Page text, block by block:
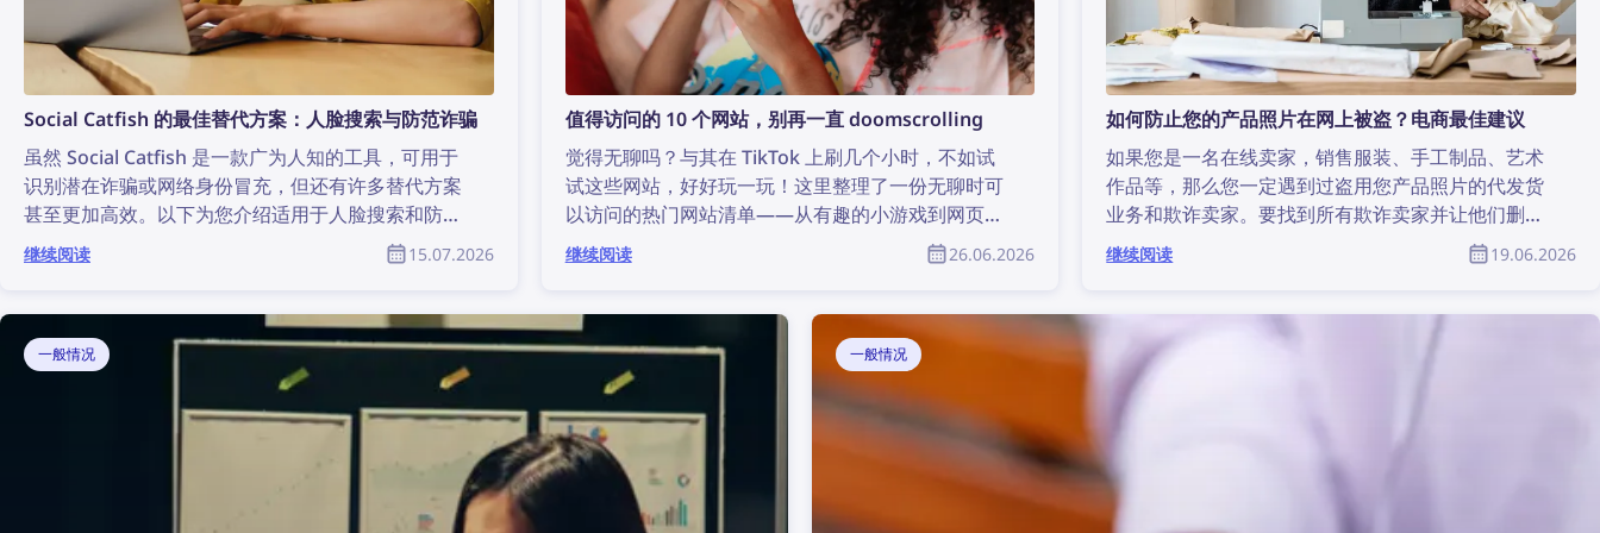
Social Catfish 的最佳替代方案：人脸搜索与防范诈骗
虽然 Social Catfish 是一款广为人知的工具，可用于
识别潜在诈骗或网络身份冒充，但还有许多替代方案
甚至更加高效。以下为您介绍适用于人脸搜索和防范
诈骗的最佳 Social Catfish 替代方案。
继续阅读 15.07.2026
值得访问的 10 个网站，别再一直 doomscrolling
觉得无聊吗？与其在 TikTok 上刷几个小时，不如试
试这些网站，好好玩一玩！这里整理了一份无聊时可
以访问的热门网站清单——从有趣的小游戏到网页探
索，应有尽有。
继续阅读 26.06.2026
如何防止您的产品照片在网上被盗？电商最佳建议
如果您是一名在线卖家，销售服装、手工制品、艺术
作品等，那么您一定遇到过盗用您产品照片的代发货
业务和欺诈卖家。要找到所有欺诈卖家并让他们删除
这些照片，常常看起来几乎不可能。但这并没有看起
来那么困难——借助反向图片搜索技术，发现网络上
只需几个简单步骤即可在互联网上找到并移除被盗图
片。
继续阅读 19.06.2026
一般情况 一般情况